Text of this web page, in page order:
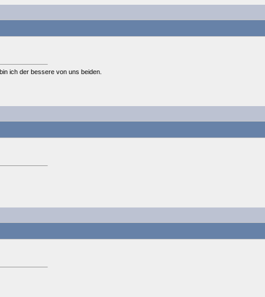
ich der bessere von uns beiden.